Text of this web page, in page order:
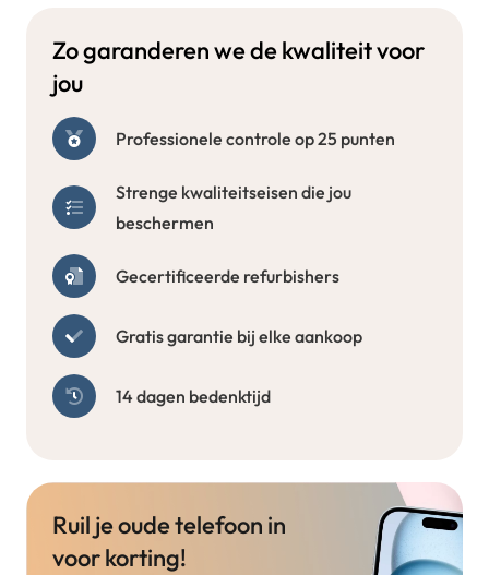
Zo garanderen we de kwaliteit voor
jou
Professionele controle op 25 punten
Strenge kwaliteitseisen die jou
beschermen
Gecertificeerde refurbishers
Gratis garantie bij elke aankoop
14 dagen bedenktijd
Ruil je oude telefoon in
voor korting!